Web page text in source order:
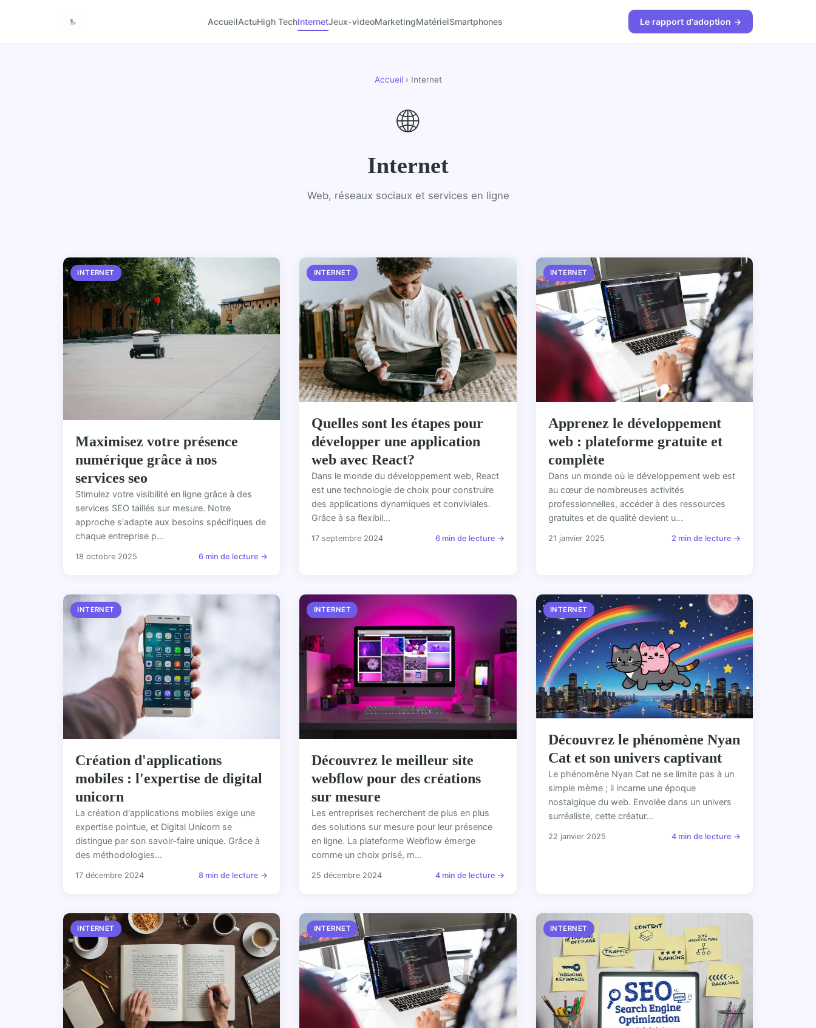
AccueilActuHigh TechInternetJeux-videoMarketingMatérielSmartphones Le rapport d'adoption →
Accueil› Internet
🌐
Internet
Web, réseaux sociaux et services en ligne
INTERNET
Maximisez votre présence
numérique grâce à nos
services seo
Stimulez votre visibilité en ligne grâce à des
services SEO taillés sur mesure. Notre
approche s'adapte aux besoins spécifiques de
chaque entreprise p...
18 octobre 2025 6 min de lecture →
INTERNET
Quelles sont les étapes pour
développer une application
web avec React?
Dans le monde du développement web, React
est une technologie de choix pour construire
des applications dynamiques et conviviales.
Grâce à sa flexibil...
17 septembre 2024 6 min de lecture →
INTERNET
Apprenez le développement
web : plateforme gratuite et
complète
Dans un monde où le développement web est
au cœur de nombreuses activités
professionnelles, accéder à des ressources
gratuites et de qualité devient u...
21 janvier 2025 2 min de lecture →
INTERNET
Création d'applications
mobiles : l'expertise de digital
unicorn
La création d'applications mobiles exige une
expertise pointue, et Digital Unicorn se
distingue par son savoir-faire unique. Grâce à
des méthodologies...
17 décembre 2024 8 min de lecture →
INTERNET
Découvrez le meilleur site
webflow pour des créations
sur mesure
Les entreprises recherchent de plus en plus
des solutions sur mesure pour leur présence
en ligne. La plateforme Webflow émerge
comme un choix prisé, m...
25 décembre 2024 4 min de lecture →
INTERNET
Découvrez le phénomène Nyan
Cat et son univers captivant
Le phénomène Nyan Cat ne se limite pas à un
simple mème ; il incarne une époque
nostalgique du web. Envolée dans un univers
surréaliste, cette créatur...
22 janvier 2025 4 min de lecture →
INTERNET INTERNET INTERNET